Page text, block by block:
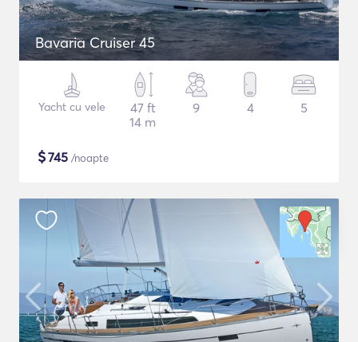
Bavaria Cruiser 45
Yacht cu vele
47 ft
14 m
9 4 5
$745 /noapte